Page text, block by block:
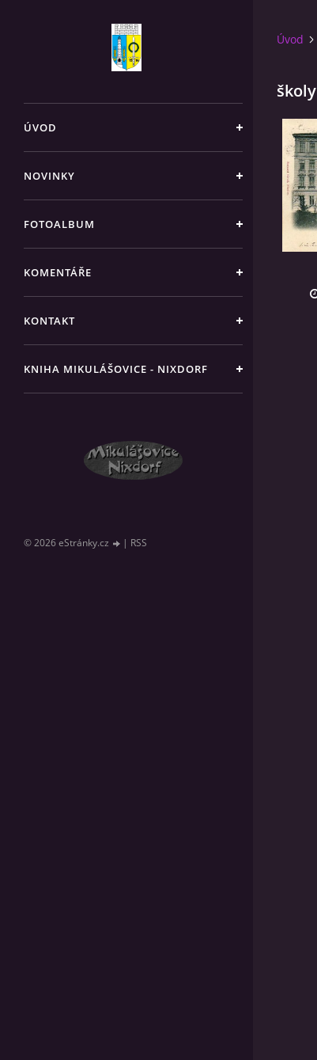
ÚVOD
NOVINKY
FOTOALBUM
KOMENTÁŘE
KONTAKT
KNIHA MIKULÁŠOVICE - NIXDORF
© 2026 eStránky.cz | RSS
Úvod
školy